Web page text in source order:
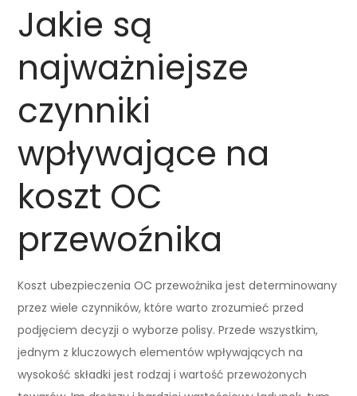
Jakie są
najważniejsze
czynniki
wpływające na
koszt OC
przewoźnika
Koszt ubezpieczenia OC przewoźnika jest determinowany
przez wiele czynników, które warto zrozumieć przed
podjęciem decyzji o wyborze polisy. Przede wszystkim,
jednym z kluczowych elementów wpływających na
wysokość składki jest rodzaj i wartość przewożonych